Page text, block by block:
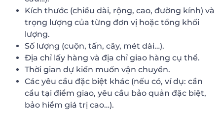
Kích thước (chiều dài, rộng, cao, đường kính) và
trọng lượng của từng đơn vị hoặc tổng khối
lượng.
Số lượng (cuộn, tấn, cây, mét dài…).
Địa chỉ lấy hàng và địa chỉ giao hàng cụ thể.
Thời gian dự kiến muốn vận chuyển.
Các yêu cầu đặc biệt khác (nếu có, ví dụ: cần
cẩu tại điểm giao, yêu cầu bảo quản đặc biệt,
bảo hiểm giá trị cao…).